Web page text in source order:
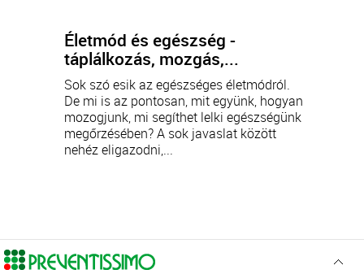
Életmód és egészség -
táplálkozás, mozgás,...
Sok szó esik az egészséges életmódról.
De mi is az pontosan, mit együnk, hogyan
mozogjunk, mi segíthet lelki egészségünk
megőrzésében? A sok javaslat között
nehéz eligazodni,...